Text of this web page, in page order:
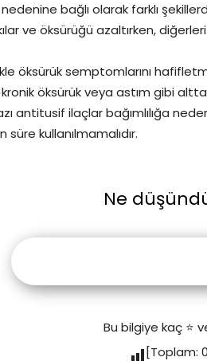
bağlı olarak farklı
ve öksürüğü azaltırken,
öksürük semptomlarını
öksürük veya astım gibi
antitusif ilaçlar bağımlılığa
kullanılmamalıdır.
Ne
Bu bilgiye kaç ⭐️
[Toplam: 0